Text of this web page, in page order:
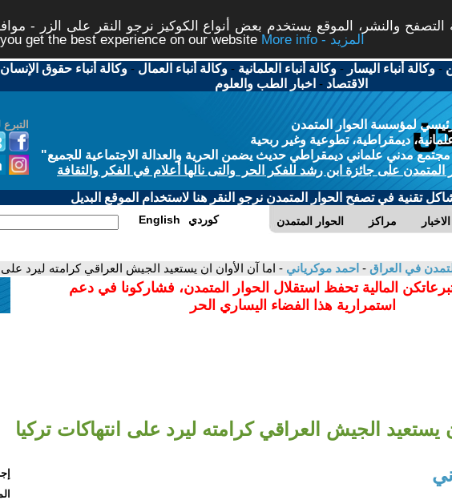
والنشر، الموقع يستخدم بعض أنواع الكوكيز نرجو النقر على الزر -
get the best experience on our website
More info - المزيد
-وكالة أنباء اليسار -وكالة أنباء العلمانية -وكالة أنباء العمال -وكالة أنباء حقوق الإنسان
الاقتصاد - اخبار الطب والعلوم
لمؤسسة الحوار المتمدن
ديمقراطية، تطوعية وغير ربحية
مدني علماني ديمقراطي حديث يضمن الحرية والعدالة الاجتماعية للجميع"
المتمدن على جائزة ابن رشد للفكر الحر والتى نالها أعلام في الفكر والثقافة
تقنية في تصفح الحوار المتمدن نرجو النقر هنا لاستخدام الموقع البديل
الحوار المتمدن مراكز الاخبار English كوردي
في العراق - احمد موكرياني - اما آن الأوان ان يستعيد الجيش العراقي كرامته ليرد على
المالية تحفظ استقلال الحوار المتمدن، فشاركونا في دعم
استمرارية هذا الفضاء اليساري الحر
يستعيد الجيش العراقي كرامته ليرد على انتهاكات تركيا